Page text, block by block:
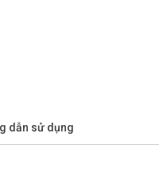
dẫn sử dụng